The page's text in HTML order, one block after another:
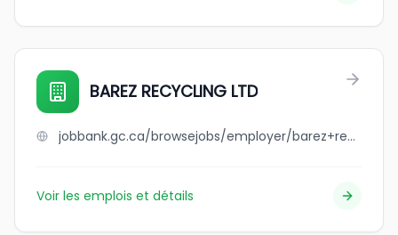
BAREZ RECYCLING LTD
jobbank.gc.ca/browsejobs/employer/barez+recycling+ltd/ca
Voir les emplois et détails